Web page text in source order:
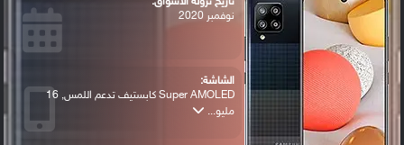
نوفمبر 2020
الشاشة:
Super AMOLED كابستيف تدعم اللمس, 16
مليو...